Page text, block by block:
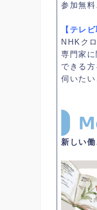
参加無
【テレ
NHKク
専門家
できる
伺いたい
新しい